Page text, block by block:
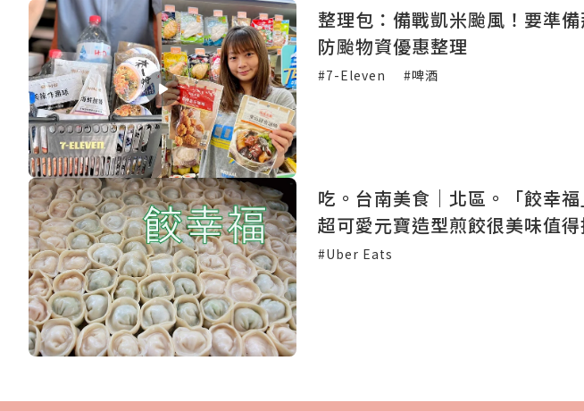
整理包：備戰凱米颱風！要準
防颱物資優惠整理
#7-Eleven #啤酒
吃。台南美食｜北區。「餃幸
超可愛元寶造型煎餃很美味值得
#Uber Eats